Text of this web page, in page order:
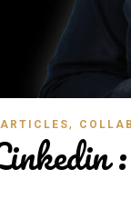
ARTICLES,